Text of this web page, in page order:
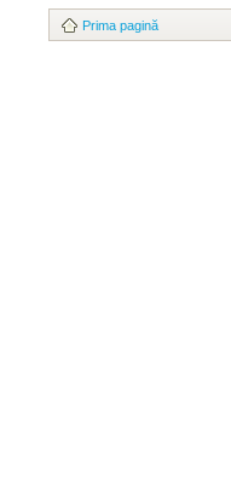
Prima pagină